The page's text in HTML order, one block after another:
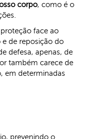
corpo, como é o
face ao
de reposição do
defesa, apenas, de
também carece de
em determinadas
prevenindo o